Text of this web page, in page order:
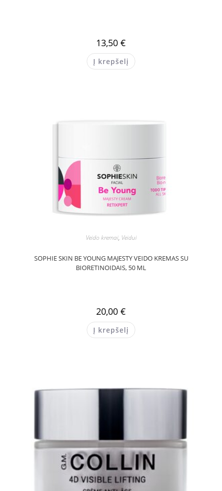
13,50 €
Į krepšelį
Veido kremai, Veidui
SOPHIE SKIN BE YOUNG MAJESTY VEIDO KREMAS SU
BIORETINOIDAIS, 50 ML
20,00 €
Į krepšelį